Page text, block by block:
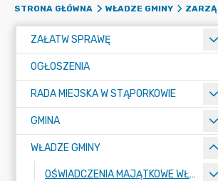
STRONA GŁÓWNA WŁADZE GMINY
ZAŁATW SPRAWĘ
OGŁOSZENIA
RADA MIEJSKA W STĄPORKOWIE
GMINA
WŁADZE GMINY
OŚWIADCZENIA MAJĄTKOWE WŁADZ GMINY